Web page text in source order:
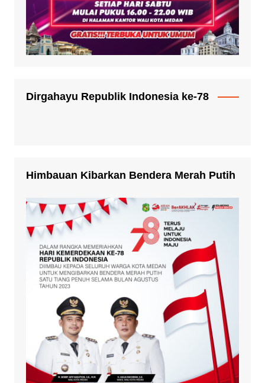
Dirgahayu Republik Indonesia ke-78
Himbauan Kibarkan Bendera Merah Putih